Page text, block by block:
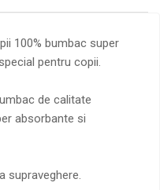
100% bumbac super
pentru copii.
de calitate
absorbante si
supraveghere.